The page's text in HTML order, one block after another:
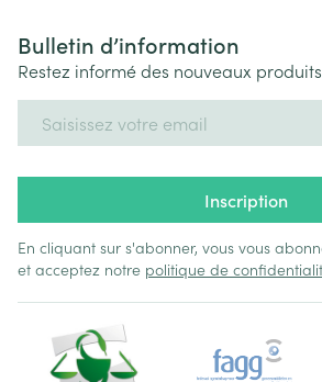
Bulletin d’information
Restez informé des nouveaux
Inscription
En cliquant sur s'abonner, vous vous
et acceptez notre politique de